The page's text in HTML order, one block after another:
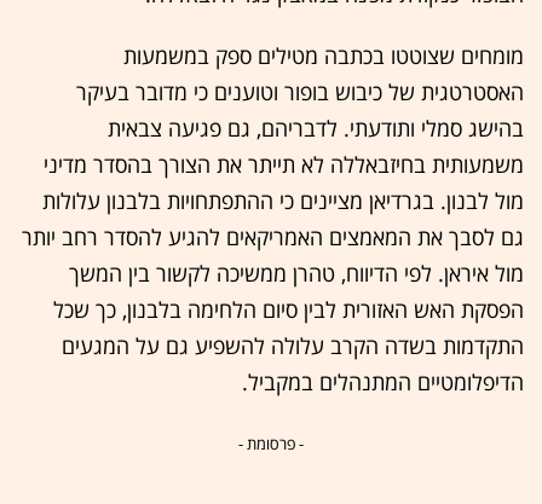
מומחים שצוטטו בכתבה מטילים ספק במשמעות
האסטרטגית של כיבוש בופור וטוענים כי מדובר בעיקר
בהישג סמלי ותודעתי. לדבריהם, גם פגיעה צבאית
משמעותית בחיזבאללה לא תייתר את הצורך בהסדר מדיני
מול לבנון. בגרדיאן מציינים כי ההתפתחויות בלבנון עלולות
גם לסבך את המאמצים האמריקאים להגיע להסדר רחב יותר
מול איראן. לפי הדיווח, טהרן ממשיכה לקשור בין המשך
הפסקת האש האזורית לבין סיום הלחימה בלבנון, כך שכל
התקדמות בשדה הקרב עלולה להשפיע גם על המגעים
הדיפלומטיים המתנהלים במקביל.
- פרסומת -